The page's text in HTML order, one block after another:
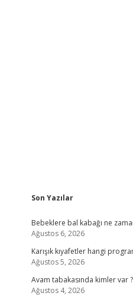
Sidebar
Son Yazılar
Bebeklere bal kabağı ne
Ağustos 6, 2026
Karışık kıyafetler hangi
Ağustos 5, 2026
Avam tabakasında kimler var ?
Ağustos 4, 2026